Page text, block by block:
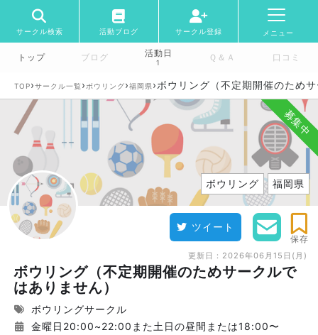
サークル検索 活動ブログ サークル登録 メニュー
トップ ブログ 活動日
1 Ｑ＆Ａ 口コミ
TOP›サークル一覧 › ボウリング›福岡県›ボウリング（不定期開催のため
募集中
ボウリング 福岡県
ツイート
保存
更新日： 2026年06月15日(月)
ボウリング（不定期開催のためサークルで
はありません）
ボウリングサークル
金曜日20:00~22:00また土日の昼間または18:00〜